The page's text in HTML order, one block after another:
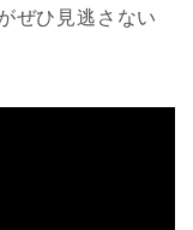
ぜひ見逃さない